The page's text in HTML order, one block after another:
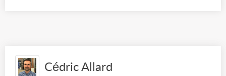
Cédric Allard